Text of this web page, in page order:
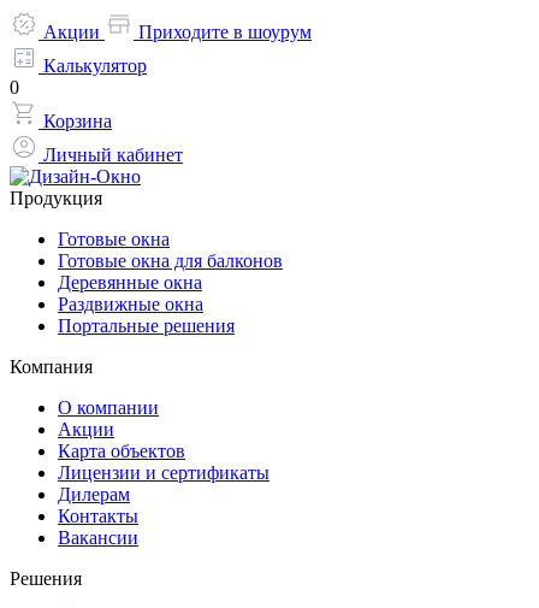
Акции
Приходите в шоурум
Калькулятор
0
Корзина
Личный кабинет
Продукция
Готовые окна
Готовые окна для балконов
Деревянные окна
Раздвижные окна
Портальные решения
Компания
О компании
Акции
Карта объектов
Лицензии и сертификаты
Дилерам
Контакты
Вакансии
Решения